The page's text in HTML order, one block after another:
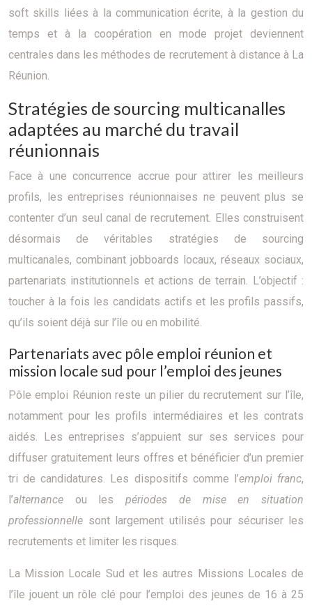
soft skills liées à la communication écrite, à la gestion du
temps et à la coopération en mode projet deviennent
centrales dans les méthodes de recrutement à distance à La
Réunion.
Stratégies de sourcing multicanalles
adaptées au marché du travail
réunionnais
Face à une concurrence accrue pour attirer les meilleurs
profils, les entreprises réunionnaises ne peuvent plus se
contenter d’un seul canal de recrutement. Elles construisent
désormais de véritables stratégies de sourcing
multicanales, combinant jobboards locaux, réseaux sociaux,
partenariats institutionnels et actions de terrain. L’objectif :
toucher à la fois les candidats actifs et les profils passifs,
qu’ils soient déjà sur l’île ou en mobilité.
Partenariats avec pôle emploi réunion et
mission locale sud pour l’emploi des jeunes
Pôle emploi Réunion reste un pilier du recrutement sur l’île,
notamment pour les profils intermédiaires et les contrats
aidés. Les entreprises s’appuient sur ses services pour
diffuser gratuitement leurs offres et bénéficier d’un premier
tri de candidatures. Les dispositifs comme l’emploi franc,
l’alternance ou lespériodes de mise en situation
professionnelle sont largement utilisés pour sécuriser les
recrutements et limiter les risques.
La Mission Locale Sud et les autres Missions Locales de
l’île jouent un rôle clé pour l’emploi des jeunes de 16 à 25